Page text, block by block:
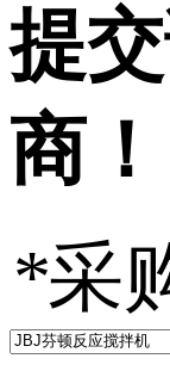
提
商！
*采